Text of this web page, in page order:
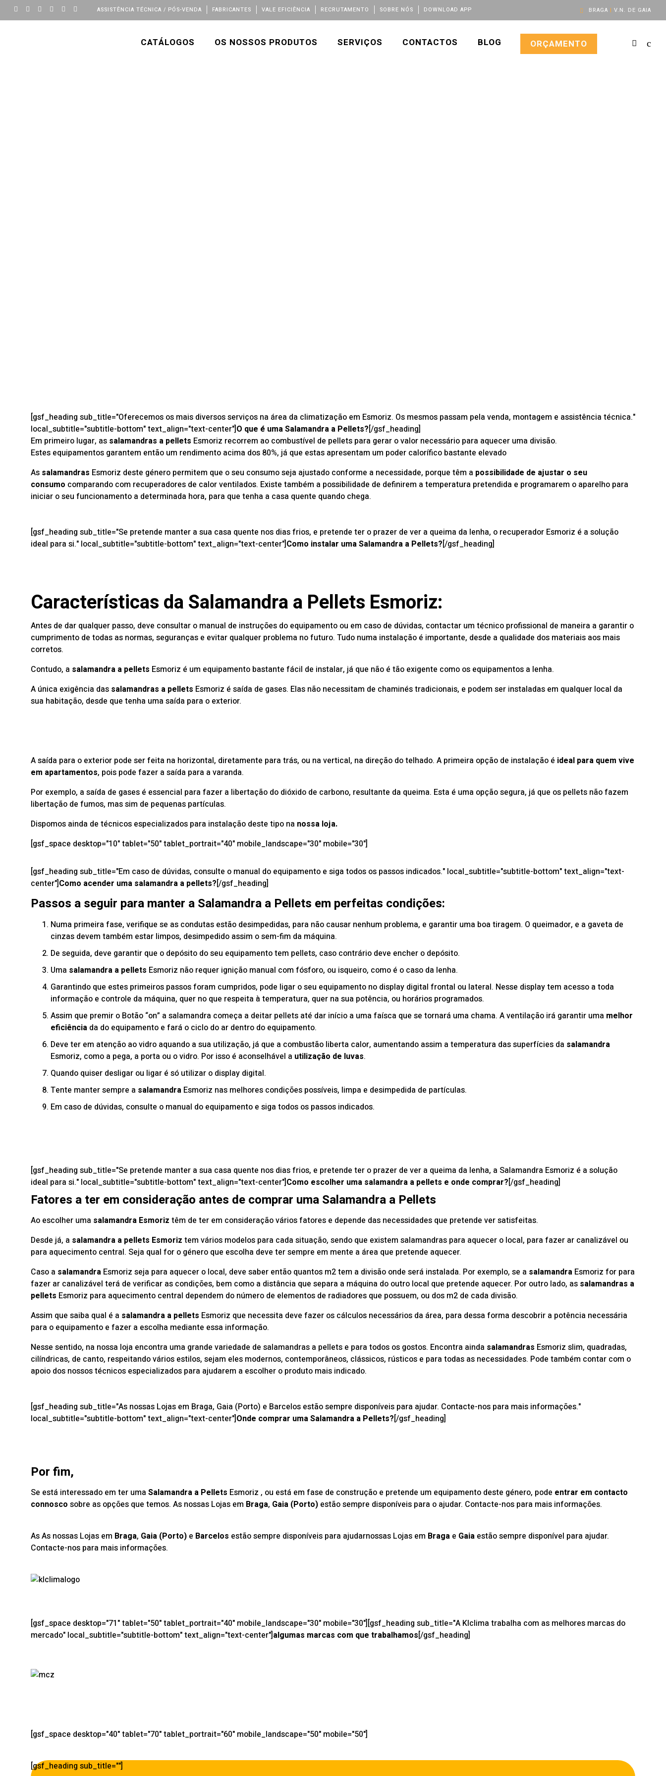
BRAGA | V.N. DE GAIA
ASSISTÊNCIA TÉCNICA / PÓS-VENDA FABRICANTES VALE EFICIÊNCIA RECRUTAMENTO SOBRE NÓS DOWNLOAD APP
CATÁLOGOS OS NOSSOS PRODUTOS SERVIÇOS CONTACTOS BLOG ORÇAMENTO
[gsf_heading sub_title="Oferecemos os mais diversos serviços na área da climatização em Esmoriz. Os mesmos passam pela venda, montagem e assistência técnica."
local_subtitle="subtitle-bottom" text_align="text-center"]O que é uma Salamandra a Pellets?[/gsf_heading]
Em primeiro lugar, as salamandras a pellets Esmoriz recorrem ao combustível de pellets para gerar o valor necessário para aquecer uma divisão.
Estes equipamentos garantem então um rendimento acima dos 80%, já que estas apresentam um poder calorífico bastante elevado
As salamandras Esmoriz deste género permitem que o seu consumo seja ajustado conforme a necessidade, porque têm a possibilidade de ajustar o seu
consumo comparando com recuperadores de calor ventilados. Existe também a possibilidade de definirem a temperatura pretendida e programarem o aparelho para
iniciar o seu funcionamento a determinada hora, para que tenha a casa quente quando chega.
[gsf_heading sub_title="Se pretende manter a sua casa quente nos dias frios, e pretende ter o prazer de ver a queima da lenha, o recuperador Esmoriz é a solução
ideal para si." local_subtitle="subtitle-bottom" text_align="text-center"]Como instalar uma Salamandra a Pellets?[/gsf_heading]
Características da Salamandra a Pellets Esmoriz:
Antes de dar qualquer passo, deve consultar o manual de instruções do equipamento ou em caso de dúvidas, contactar um técnico profissional de maneira a garantir o
cumprimento de todas as normas, seguranças e evitar qualquer problema no futuro. Tudo numa instalação é importante, desde a qualidade dos materiais aos mais
corretos.
Contudo, a salamandra a pellets Esmoriz é um equipamento bastante fácil de instalar, já que não é tão exigente como os equipamentos a lenha.
A única exigência das salamandras a pellets Esmoriz é saída de gases. Elas não necessitam de chaminés tradicionais, e podem ser instaladas em qualquer local da
sua habitação, desde que tenha uma saída para o exterior.
A saída para o exterior pode ser feita na horizontal, diretamente para trás, ou na vertical, na direção do telhado. A primeira opção de instalação é ideal para quem vive
em apartamentos, pois pode fazer a saída para a varanda.
Por exemplo, a saída de gases é essencial para fazer a libertação do dióxido de carbono, resultante da queima. Esta é uma opção segura, já que os pellets não fazem
libertação de fumos, mas sim de pequenas partículas.
Dispomos ainda de técnicos especializados para instalação deste tipo na nossa loja.
[gsf_space desktop="10" tablet="50" tablet_portrait="40" mobile_landscape="30" mobile="30"]
[gsf_heading sub_title="Em caso de dúvidas, consulte o manual do equipamento e siga todos os passos indicados." local_subtitle="subtitle-bottom" text_align="text-
center"]Como acender uma salamandra a pellets?[/gsf_heading]
Passos a seguir para manter a Salamandra a Pellets em perfeitas condições:
Numa primeira fase, verifique se as condutas estão desimpedidas, para não causar nenhum problema, e garantir uma boa tiragem. O queimador, e a gaveta de
cinzas devem também estar limpos, desimpedido assim o sem-fim da máquina.
De seguida, deve garantir que o depósito do seu equipamento tem pellets, caso contrário deve encher o depósito.
Uma salamandra a pellets Esmoriz não requer ignição manual com fósforo, ou isqueiro, como é o caso da lenha.
Garantindo que estes primeiros passos foram cumpridos, pode ligar o seu equipamento no display digital frontal ou lateral. Nesse display tem acesso a toda
informação e controle da máquina, quer no que respeita à temperatura, quer na sua potência, ou horários programados.
Assim que premir o Botão “on” a salamandra começa a deitar pellets até dar início a uma faísca que se tornará uma chama. A ventilação irá garantir uma melhor
eficiência da do equipamento e fará o ciclo do ar dentro do equipamento.
Deve ter em atenção ao vidro aquando a sua utilização, já que a combustão liberta calor, aumentando assim a temperatura das superfícies da salamandra
Esmoriz, como a pega, a porta ou o vidro. Por isso é aconselhável a utilização de luvas.
Quando quiser desligar ou ligar é só utilizar o display digital.
Tente manter sempre a salamandra Esmoriz nas melhores condições possíveis, limpa e desimpedida de partículas.
Em caso de dúvidas, consulte o manual do equipamento e siga todos os passos indicados.
[gsf_heading sub_title="Se pretende manter a sua casa quente nos dias frios, e pretende ter o prazer de ver a queima da lenha, a Salamandra Esmoriz é a solução
ideal para si." local_subtitle="subtitle-bottom" text_align="text-center"]Como escolher uma salamandra a pellets e onde comprar?[/gsf_heading]
Fatores a ter em consideração antes de comprar uma Salamandra a Pellets
Ao escolher uma salamandra Esmoriz têm de ter em consideração vários fatores e depende das necessidades que pretende ver satisfeitas.
Desde já, a salamandra a pellets Esmoriz tem vários modelos para cada situação, sendo que existem salamandras para aquecer o local, para fazer ar canalizável ou
para aquecimento central. Seja qual for o género que escolha deve ter sempre em mente a área que pretende aquecer.
Caso a salamandra Esmoriz seja para aquecer o local, deve saber então quantos m2 tem a divisão onde será instalada. Por exemplo, se a salamandra Esmoriz for para
fazer ar canalizável terá de verificar as condições, bem como a distância que separa a máquina do outro local que pretende aquecer. Por outro lado, as salamandras a
pellets Esmoriz para aquecimento central dependem do número de elementos de radiadores que possuem, ou dos m2 de cada divisão.
Assim que saiba qual é a salamandra a pellets Esmoriz que necessita deve fazer os cálculos necessários da área, para dessa forma descobrir a potência necessária
para o equipamento e fazer a escolha mediante essa informação.
Nesse sentido, na nossa loja encontra uma grande variedade de salamandras a pellets e para todos os gostos. Encontra ainda salamandras Esmoriz slim, quadradas,
cilíndricas, de canto, respeitando vários estilos, sejam eles modernos, contemporâneos, clássicos, rústicos e para todas as necessidades. Pode também contar com o
apoio dos nossos técnicos especializados para ajudarem a escolher o produto mais indicado.
[gsf_heading sub_title="As nossas Lojas em Braga, Gaia (Porto) e Barcelos estão sempre disponíveis para ajudar. Contacte-nos para mais informações."
local_subtitle="subtitle-bottom" text_align="text-center"]Onde comprar uma Salamandra a Pellets?[/gsf_heading]
Por fim,
Se está interessado em ter uma Salamandra a Pellets Esmoriz , ou está em fase de construção e pretende um equipamento deste género, pode entrar em contacto
connosco sobre as opções que temos. As nossas Lojas em Braga, Gaia (Porto) estão sempre disponíveis para o ajudar. Contacte-nos para mais informações.
As As nossas Lojas em Braga, Gaia (Porto) e Barcelos estão sempre disponíveis para ajudarnossas Lojas em Braga e Gaia estão sempre disponível para ajudar.
Contacte-nos para mais informações.
[gsf_space desktop="71" tablet="50" tablet_portrait="40" mobile_landscape="30" mobile="30"][gsf_heading sub_title="A Klclima trabalha com as melhores marcas do
mercado" local_subtitle="subtitle-bottom" text_align="text-center"]algumas marcas com que trabalhamos[/gsf_heading]
[gsf_space desktop="40" tablet="70" tablet_portrait="60" mobile_landscape="50" mobile="50"]
[gsf_heading sub_title=""]